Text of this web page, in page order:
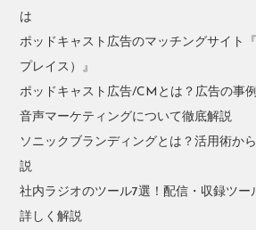
は
ポッドキャスト広告のマッチングサイト
プレイス）』
ポッドキャスト広告/CMとは？広告の事
音声マーケティングについて徹底解説
ソニックブランディングとは？活用術か
説
社内ラジオのツール7選！配信・収録ツー
詳しく解説